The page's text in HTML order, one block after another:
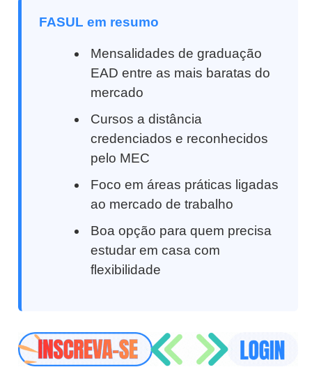
FASUL em resumo
Mensalidades de graduação
EAD entre as mais baratas do
mercado
Cursos a distância
credenciados e reconhecidos
pelo MEC
Foco em áreas práticas ligadas
ao mercado de trabalho
Boa opção para quem precisa
estudar em casa com
flexibilidade